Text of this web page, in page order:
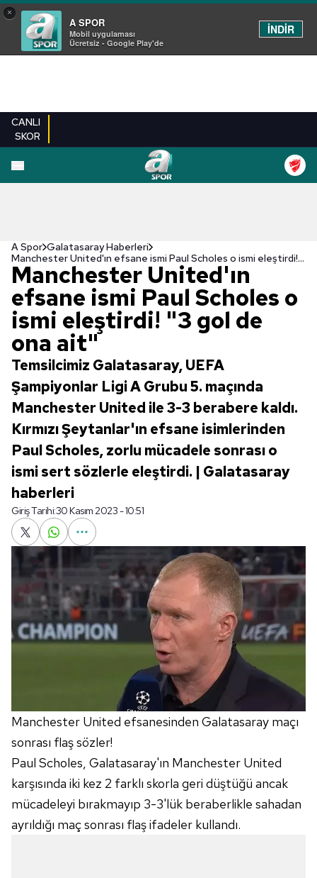
×
A SPOR
Mobil uygulaması
Ücretsiz - Google Play'de
İNDİR
CANLI
SKOR
A Spor Galatasaray Haberleri
Manchester United'ın efsane ismi Paul Scholes o ismi eleştirdi! "3 gol de ona ait"
Manchester United'ın
efsane ismi Paul Scholes o
ismi eleştirdi! "3 gol de
ona ait"
Temsilcimiz Galatasaray, UEFA
Şampiyonlar Ligi A Grubu 5. maçında
Manchester United ile 3-3 berabere kaldı.
Kırmızı Şeytanlar'ın efsane isimlerinden
Paul Scholes, zorlu mücadele sonrası o
ismi sert sözlerle eleştirdi. | Galatasaray
haberleri
Giriş Tarihi:30 Kasım 2023 - 10:51
Manchester United efsanesinden Galatasaray maçı
sonrası flaş sözler!
Paul Scholes, Galatasaray'ın Manchester United
karşısında iki kez 2 farklı skorla geri düştüğü ancak
mücadeleyi bırakmayıp 3-3'lük beraberlikle sahadan
ayrıldığı maç sonrası flaş ifadeler kullandı.